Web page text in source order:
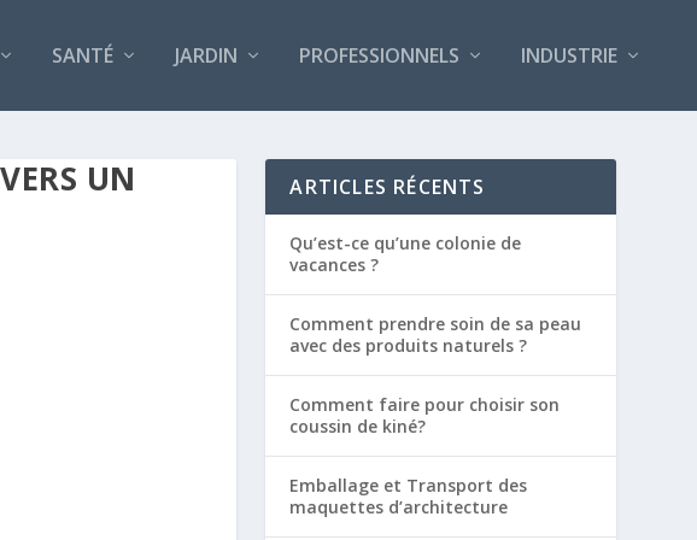
SANTÉ JARDIN PROFESSIONNELS INDUSTRIE
UN
ARTICLES RÉCENTS
Qu’est-ce qu’une colonie de
vacances ?
Comment prendre soin de sa peau
avec des produits naturels ?
Comment faire pour choisir son
coussin de kiné?
Emballage et Transport des
maquettes d’architecture